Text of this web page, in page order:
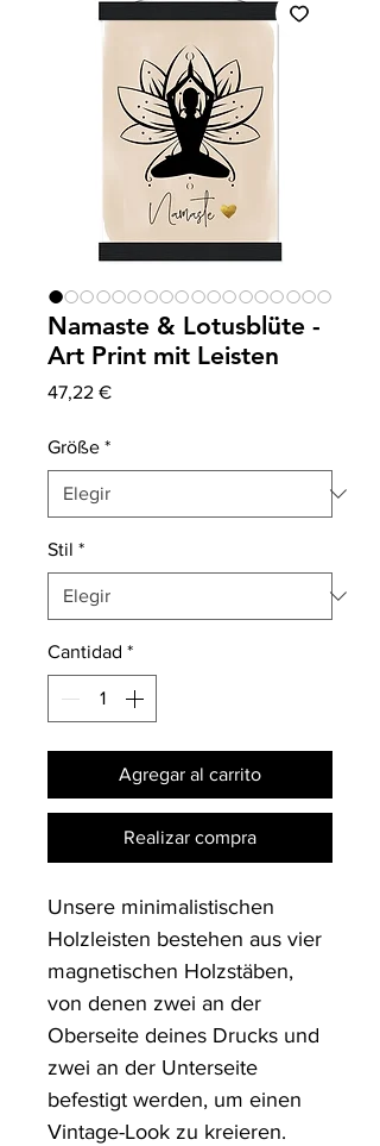
Namaste & Lotusblüte -
Art Print mit Leisten
47,22 €Precio
Größe *
Stil *
Cantidad *
Agregar al carrito
Realizar compra
Unsere minimalistischen
Holzleisten bestehen aus vier
magnetischen Holzstäben,
von denen zwei an der
Oberseite deines Drucks und
zwei an der Unterseite
befestigt werden, um einen
Vintage-Look zu kreieren.